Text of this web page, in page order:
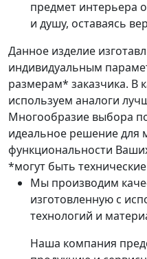
предмет интерьера
и душу, оставаясь
Данное изделие
индивидуальным
размерам* заказчика. В
используем аналоги
Многообразие выбора
идеальное решение для
функциональности
*могут быть
Мы производим
изготовленную с
технологий и
Наша компания